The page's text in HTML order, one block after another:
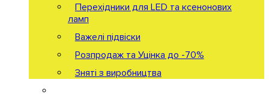
Перехідники для LED та ксенонових
ламп
Важелі підвіски
Розпродаж та Уцінка до -70%
Зняті з виробництва